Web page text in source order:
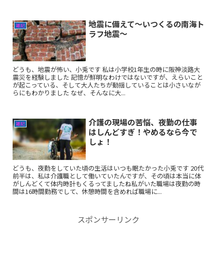
雑記
地震に備えて〜いつくるの南海ト
ラフ地震〜
どうも、地震が怖い、小兎です 私は小学校1年生の時に阪神淡路大
震災を経験しました 記憶が鮮明なわけではないですが、えらいこと
が起こっている、そして大人たちが動揺していることは小さいなが
らにもわかりました なぜ、そんなに大...
雑記
介護の現場の苦悩、夜勤の仕事
はしんどすぎ！やめるなら今で
しょ！
どうも、夜勤をしていた頃の生活はいつも眠たかった小兎です 20代
前半は、私は介護職として働いていたんですが、その頃は本当に体
がしんどくて体内時計もくるってましたね私がいた職場は夜勤の時
間は16時間勤務でして、休憩時間を含めれば職場に...
スポンサーリンク